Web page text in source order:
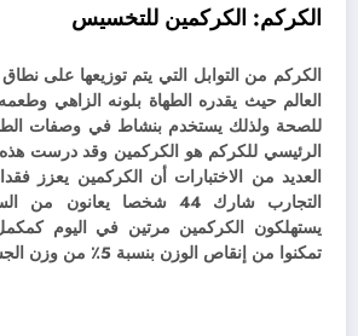
الكركم: الكركمين للتخسيس
الكركم من التوابل التي يتم توزيعها على
العالم حيث يقدره الطهاة بلونه الزاهي
للصحة ولذلك يستخدم بنشاط في وصفات
الرئيسي للكركم هو الكركمين وقد درست هذه
العديد من الاختبارات أن الكركمين يعزز
التجارب شارك 44 شخصا
يستهلكون الكركمين مرتين في اليوم
تمكنوا من إنقاص الوزن بنسبة 5٪ من وزن الجسم الأولي.